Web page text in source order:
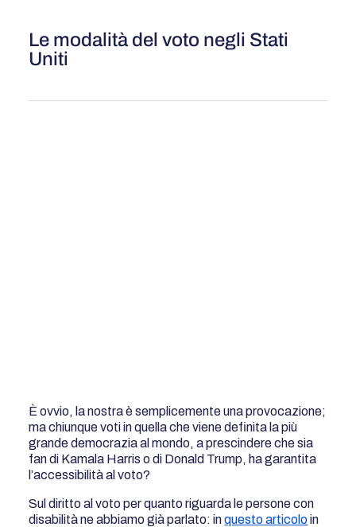
Le modalità del voto negli Stati
Uniti
È ovvio, la nostra è semplicemente una provocazione;
ma chiunque voti in quella che viene definita la più
grande democrazia al mondo, a prescindere che sia
fan di Kamala Harris o di Donald Trump, ha garantita
l’accessibilità al voto?
Sul diritto al voto per quanto riguarda le persone con
disabilità ne abbiamo già parlato: inquesto articoloin